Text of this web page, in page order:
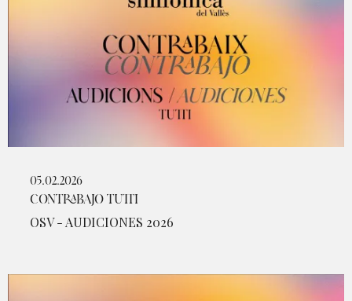
05.02.2026
CONTRABAJO TUTTI
OSV - AUDICIONES 2026